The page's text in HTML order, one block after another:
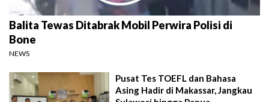
Balita Tewas Ditabrak Mobil Perwira Polisi di
Bone
NEWS
Pusat Tes TOEFL dan Bahasa
Asing Hadir di Makassar, Jangkau